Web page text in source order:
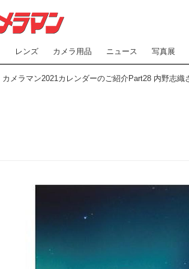
レンズ カメラ用品 ニュース 写真展